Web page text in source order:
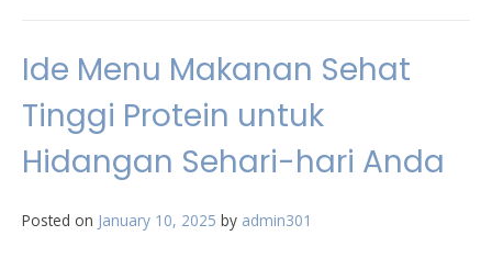
Ide Menu Makanan Sehat
Tinggi Protein untuk
Hidangan Sehari-hari Anda
Posted on January 10, 2025 by admin301